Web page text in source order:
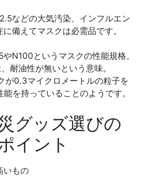
などの大気汚染、インフルエン
備えてマスクは必需品です。
N100というマスクの性能規格。
耐油性が無いという意味。
が0.3マイクロメートルの粒子を
を持っていることのようです。
グッズ選びの
イント
いもの